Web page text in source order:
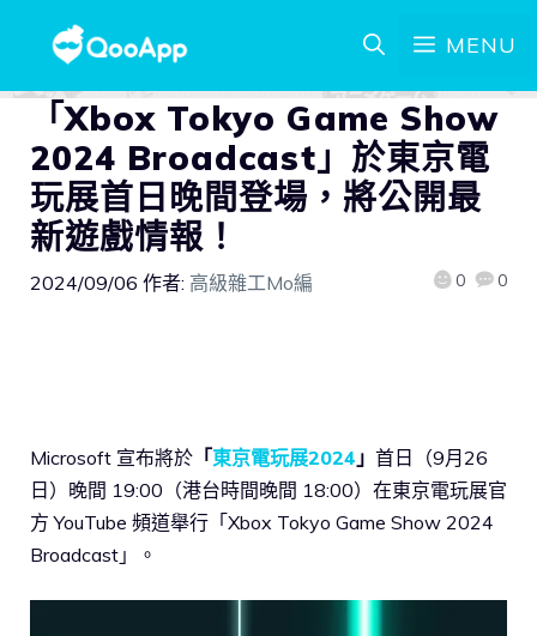
MENU
「Xbox Tokyo Game Show
2024 Broadcast」於東京電
玩展首日晚間登場，將公開最
新遊戲情報！
2024/09/06 作者: 高級雜工Mo編 0 0
Microsoft 宣布將於 「東京電玩展2024 」 首日（9月26
日）晚間 19:00（港台時間晚間 18:00）在東京電玩展官
方 YouTube 頻道舉行「Xbox Tokyo Game Show 2024
Broadcast」。